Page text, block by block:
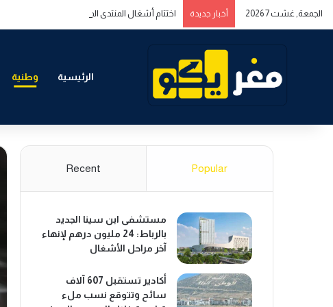
الجمعة, غشت 7 2026 أخبار جديدة اختتام أشغال المنتدى المغربي الخليجي حول
الرئيسية وطنية
Popular
Recent
مستشفى ابن سينا الجديد
بالرباط: 24 مليون درهم لإنهاء
آخر مراحل الأشغال
أكادير تستقبل 607 آلاف
سائح وتتوقع نسب ملء